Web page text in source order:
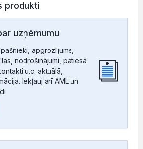
produkti
uzņēmumu
apgrozījums,
nodrošinājumi, patiesā
u.c. aktuālā,
Iekļauj arī AML un